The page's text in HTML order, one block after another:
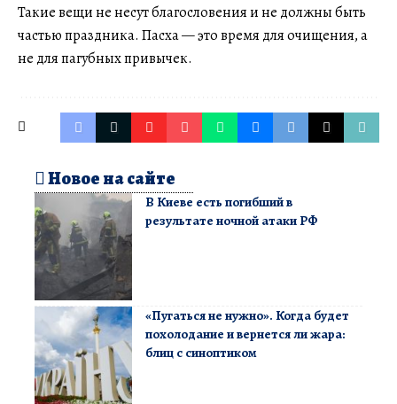
Такие вещи не несут благословения и не должны быть
частью праздника. Пасха — это время для очищения, а
не для пагубных привычек.
Новое на сайте
В Киеве есть погибший в
результате ночной атаки РФ
«Пугаться не нужно». Когда будет
похолодание и вернется ли жара:
блиц с синоптиком